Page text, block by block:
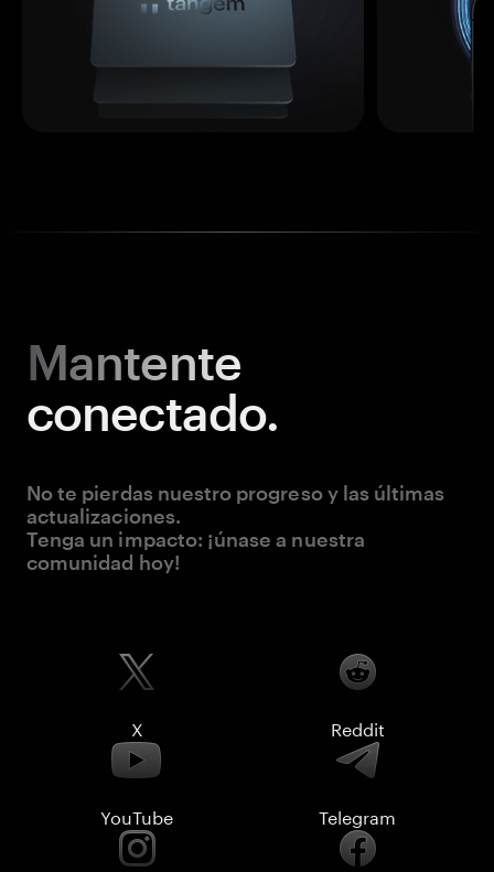
Mantente
conectado.
No te pierdas nuestro progreso y las últimas
actualizaciones.
Tenga un impacto: ¡únase a nuestra
comunidad hoy!
X Reddit
YouTube Telegram